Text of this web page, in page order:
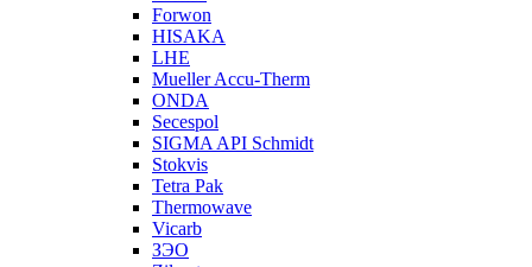
Forwon
HISAKA
LHE
Mueller Accu-Therm
ONDA
Secespol
SIGMA API Schmidt
Stokvis
Tetra Pak
Thermowave
Vicarb
ЗЭО